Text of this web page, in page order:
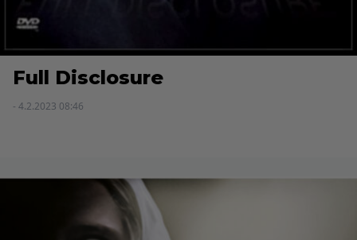
Full Disclosure
- 4.2.2023 08:46